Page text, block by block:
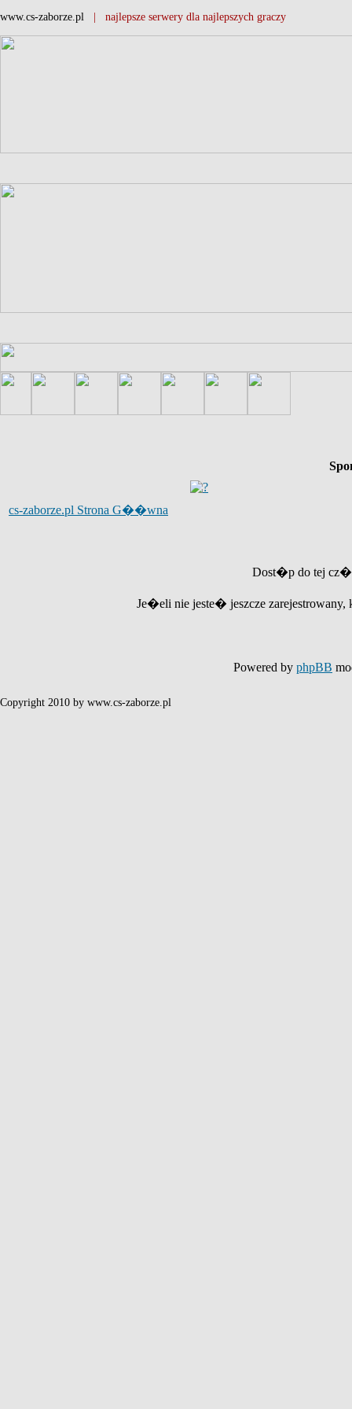
www.cs-zaborze.pl | najlepsze serwery dla najlepszych graczy
cs-zaborze.pl Strona G��wna
Dost�p do tej
Je�eli nie jeste� jeszcze
Powered by phpBB
Copyright 2010 by www.cs-zaborze.pl